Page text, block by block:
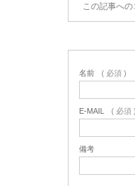
この記事への
名前 ( 必須 )
E-MAIL ( 必須
備考